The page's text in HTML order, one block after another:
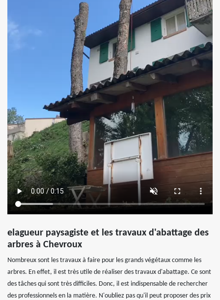
elagueur paysagiste et les travaux d'abattage des
arbres à Chevroux
Nombreux sont les travaux à faire pour les grands végétaux comme les
arbres. En effet, il est très utile de réaliser des travaux d'abattage. Ce sont
des tâches qui sont très difficiles. Donc, il est indispensable de rechercher
des professionnels en la matière. N'oubliez pas qu'il peut proposer des prix